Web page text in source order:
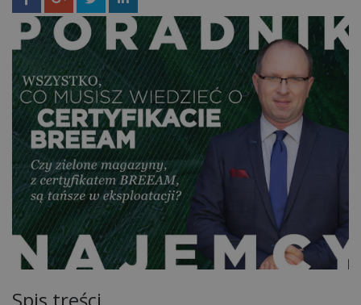
Spis treści